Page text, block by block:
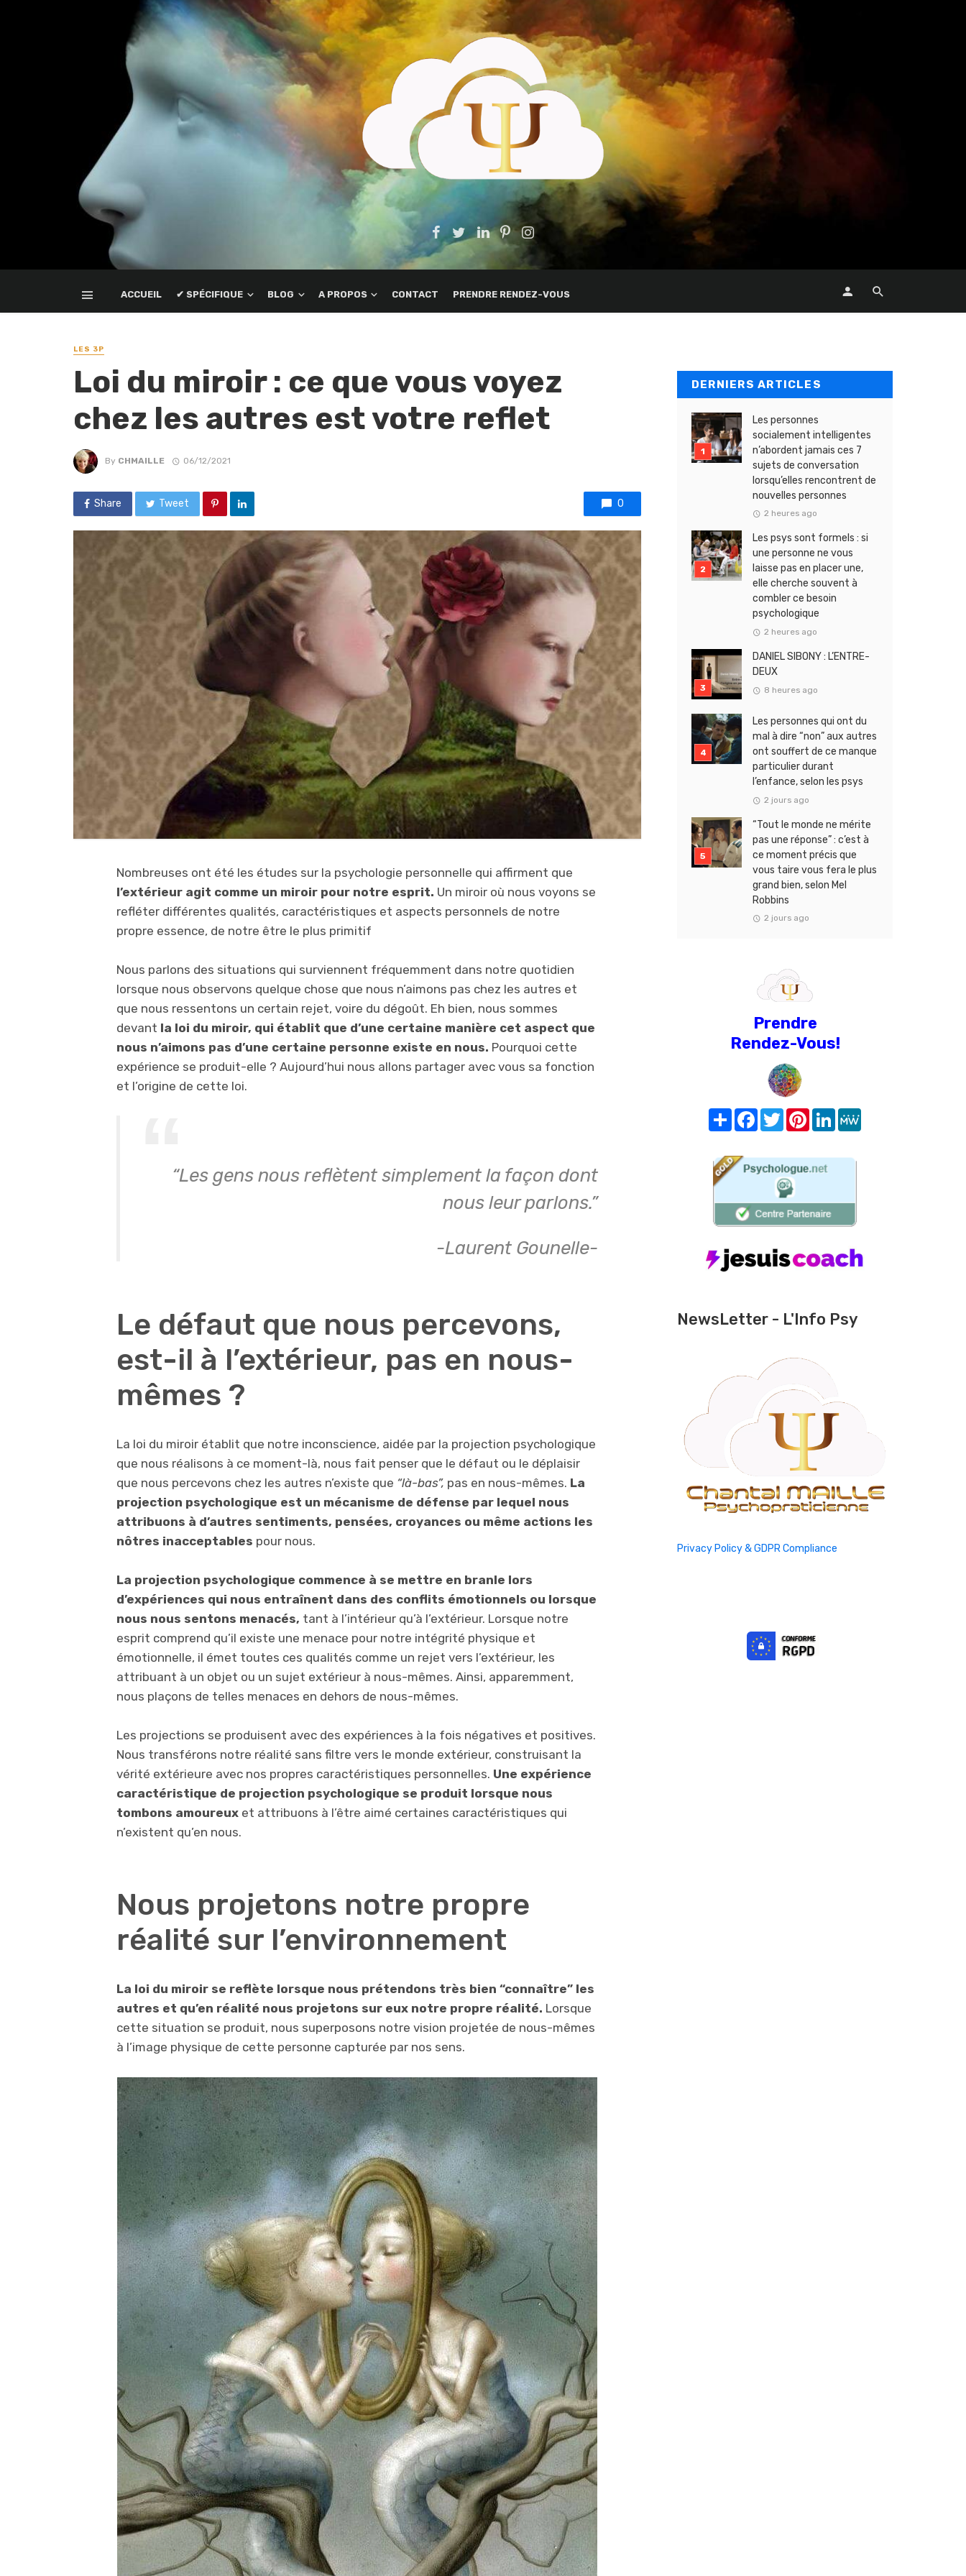
ACCUEIL ✔ SPÉCIFIQUE BLOG A PROPOS CONTACT PRENDRE RENDEZ-VOUS
LES 3P
Loi du miroir : ce que vous voyez
chez les autres est votre reflet
By CHMAILLE 06/12/2021
Share Tweet 0
Nombreuses ont été les études sur la psychologie personnelle qui affirment que
l’extérieur agit comme un miroir pour notre esprit. Un miroir où nous voyons se
refléter différentes qualités, caractéristiques et aspects personnels de notre
propre essence, de notre être le plus primitif
Nous parlons des situations qui surviennent fréquemment dans notre quotidien
lorsque nous observons quelque chose que nous n’aimons pas chez les autres et
que nous ressentons un certain rejet, voire du dégoût. Eh bien, nous sommes
devant la loi du miroir, qui établit que d’une certaine manière cet aspect que
nous n’aimons pas d’une certaine personne existe en nous. Pourquoi cette
expérience se produit-elle ? Aujourd’hui nous allons partager avec vous sa fonction
et l’origine de cette loi.
“Les gens nous reflètent simplement la façon dont
nous leur parlons.”
-Laurent Gounelle-
Le défaut que nous percevons,
est-il à l’extérieur, pas en nous-
mêmes ?
La loi du miroir établit que notre inconscience, aidée par la projection psychologique
que nous réalisons à ce moment-là, nous fait penser que le défaut ou le déplaisir
que nous percevons chez les autres n’existe que “là-bas”, pas en nous-mêmes. La
projection psychologique est un mécanisme de défense par lequel nous
attribuons à d’autres sentiments, pensées, croyances ou même actions les
nôtres inacceptables pour nous.
La projection psychologique commence à se mettre en branle lors
d’expériences qui nous entraînent dans des conflits émotionnels ou lorsque
nous nous sentons menacés, tant à l’intérieur qu’à l’extérieur. Lorsque notre
esprit comprend qu’il existe une menace pour notre intégrité physique et
émotionnelle, il émet toutes ces qualités comme un rejet vers l’extérieur, les
attribuant à un objet ou un sujet extérieur à nous-mêmes. Ainsi, apparemment,
nous plaçons de telles menaces en dehors de nous-mêmes.
Les projections se produisent avec des expériences à la fois négatives et positives.
Nous transférons notre réalité sans filtre vers le monde extérieur, construisant la
vérité extérieure avec nos propres caractéristiques personnelles. Une expérience
caractéristique de projection psychologique se produit lorsque nous
tombons amoureux et attribuons à l’être aimé certaines caractéristiques qui
n’existent qu’en nous.
Nous projetons notre propre
réalité sur l’environnement
La loi du miroir se reflète lorsque nous prétendons très bien “connaître” les
autres et qu’en réalité nous projetons sur eux notre propre réalité. Lorsque
cette situation se produit, nous superposons notre vision projetée de nous-mêmes
à l’image physique de cette personne capturée par nos sens.
DERNIERS ARTICLES
Les personnes
socialement intelligentes
n’abordent jamais ces 7
sujets de conversation
lorsqu’elles rencontrent de
nouvelles personnes
2 heures ago
Les psys sont formels : si
une personne ne vous
laisse pas en placer une,
elle cherche souvent à
combler ce besoin
psychologique
2 heures ago
DANIEL SIBONY : L’ENTRE-
DEUX
8 heures ago
Les personnes qui ont du
mal à dire “non” aux autres
ont souffert de ce manque
particulier durant
l’enfance, selon les psys
2 jours ago
“Tout le monde ne mérite
pas une réponse” : c’est à
ce moment précis que
vous taire vous fera le plus
grand bien, selon Mel
Robbins
2 jours ago
Prendre
Rendez-Vous!
Share FacebookTwitterPinterest
LinkedIn
NewsLetter - L'Info Psy
Privacy Policy & GDPR Compliance